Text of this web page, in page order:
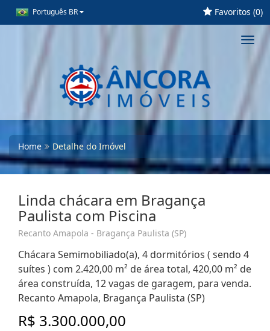
Português BR Favoritos (0)
Home Detalhe do Imóvel
Linda chácara em Bragança
Paulista com Piscina
Recanto Amapola - Bragança Paulista (SP)
Chácara Semimobiliado(a), 4 dormitórios ( sendo 4
suítes ) com 2.420,00 m² de área total, 420,00 m² de
área construída, 12 vagas de garagem, para venda.
Recanto Amapola, Bragança Paulista (SP)
R$ 3.300.000,00